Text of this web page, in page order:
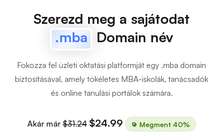
Szerezd meg a sajátodat
.mba Domain név
Fokozza fel üzleti oktatási platformját egy .mba domain
biztosításával, amely tökéletes MBA-iskolák, tanácsadók
és online tanulási portálok számára.
Akár már$31.24 $24.99 Megment 40%